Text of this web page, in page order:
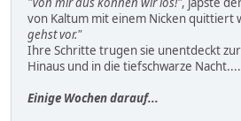
von Kaltum mit einem Nicken quittiert
gehst vor."
Ihre Schritte trugen sie unentdeckt
Hinaus und in die tiefschwarze Nacht....
Einige Wochen darauf...